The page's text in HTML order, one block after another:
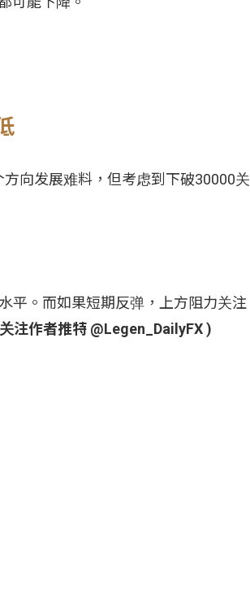
向发展难料，但考虑到下破30000关
平。而如果短期反弹，上方阻力关注
注作者推特 @Legen_DailyFX )